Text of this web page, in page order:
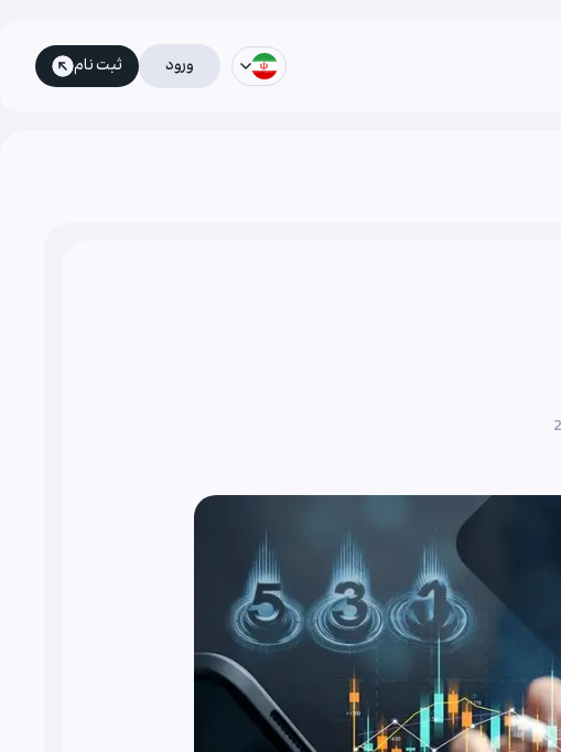
ورود ثبت نام